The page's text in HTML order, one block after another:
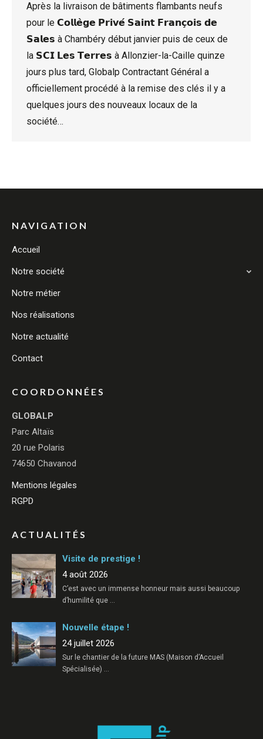
Après la livraison de bâtiments flambants neufs
pour le 𝗖𝗼𝗹𝗹𝗲̀𝗴𝗲 𝗣𝗿𝗶𝘃𝗲́ 𝗦𝗮𝗶𝗻𝘁 𝗙𝗿𝗮𝗻𝗰̧𝗼𝗶𝘀 𝗱𝗲
𝗦𝗮𝗹𝗲𝘀 à Chambéry début janvier puis de ceux de
la 𝗦𝗖𝗜 𝗟𝗲𝘀 𝗧𝗲𝗿𝗿𝗲𝘀 à Allonzier-la-Caille quinze
jours plus tard, Globalp Contractant Général a
officiellement procédé à la remise des clés il y a
quelques jours des nouveaux locaux de la
société…
NAVIGATION
Accueil
Notre société
Notre métier
Nos réalisations
Notre actualité
Contact
COORDONNÉES
GLOBALP
Parc Altaïs
20 rue Polaris
74650 Chavanod
Mentions légales
RGPD
ACTUALITÉS
Visite de prestige !
4 août 2026
C’est avec un immense honneur mais aussi beaucoup
d’humilité que …
Nouvelle étape !
24 juillet 2026
Sur le chantier de la future MAS (Maison d’Accueil
Spécialisée)